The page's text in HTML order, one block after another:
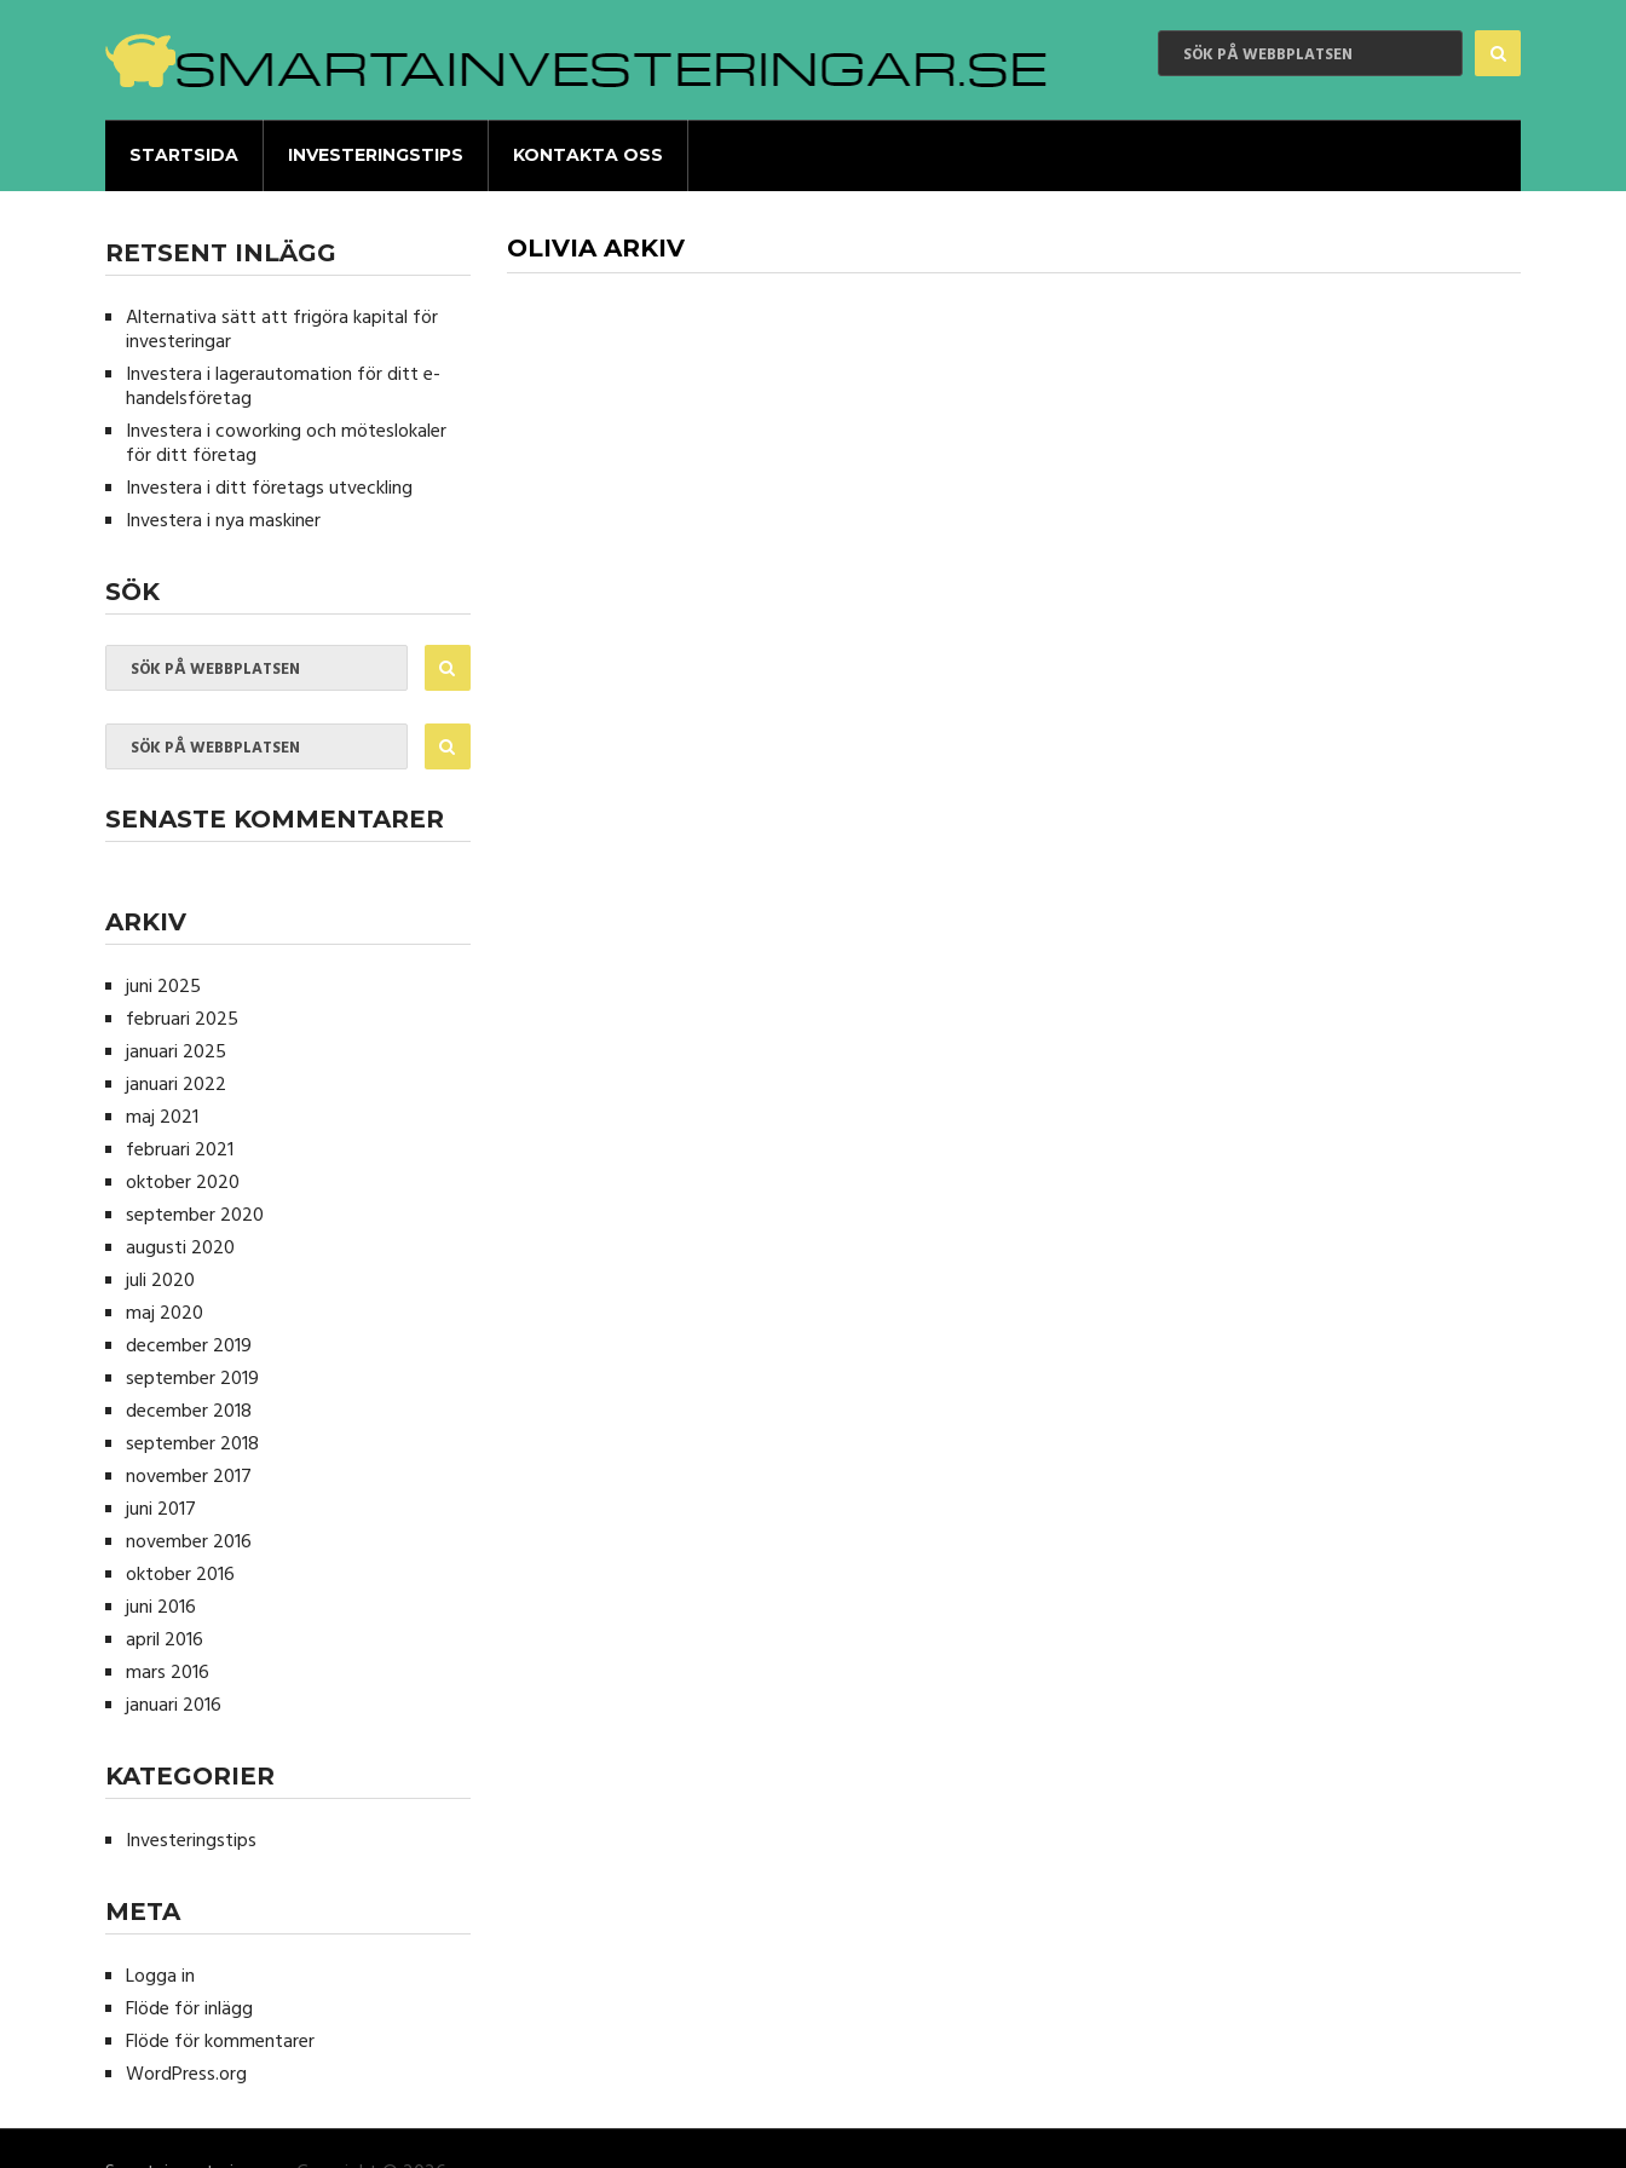
STARTSIDA INVESTERINGSTIPS KONTAKTA OSS
OLIVIA ARKIV
RETSENT INLÄGG
Alternativa sätt att frigöra kapital för
investeringar
Investera i lagerautomation för ditt e-
handelsföretag
Investera i coworking och möteslokaler
för ditt företag
Investera i ditt företags utveckling
Investera i nya maskiner
SÖK
SENASTE KOMMENTARER
ARKIV
juni 2025
februari 2025
januari 2025
januari 2022
maj 2021
februari 2021
oktober 2020
september 2020
augusti 2020
juli 2020
maj 2020
december 2019
september 2019
december 2018
september 2018
november 2017
juni 2017
november 2016
oktober 2016
juni 2016
april 2016
mars 2016
januari 2016
KATEGORIER
Investeringstips
META
Logga in
Flöde för inlägg
Flöde för kommentarer
WordPress.org